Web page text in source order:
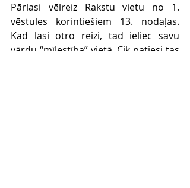
Pārlasi vēlreiz Rakstu vietu no 1.
vēstules korintiešiem 13. nodaļas.
Kad lasi otro reizi, tad ieliec savu
vārdu “mīlestība” vietā. Cik patiesi tas